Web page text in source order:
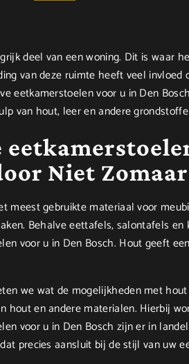
deel van een woning. Dit is waar
van deze ruimte heeft veel
eetkamerstoelen voor u in Den
van hout, leer en andere
Niet
meest gebruikte materiaal voor
Behalve eettafels, salontafels
voor u in Den Bosch. Hout geeft
we wat de mogelijkheden met
hout en andere materialen. Hierbij
voor u in Den Bosch zijn er in
precies aansluit bij de stijl van uw